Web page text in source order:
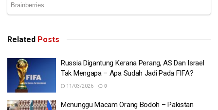
Related Posts
Russia Digantung Kerana Perang, AS Dan Israel
Tak Mengapa – Apa Sudah Jadi Pada FIFA?
11/03/2026 0
Menunggu Macam Orang Bodoh – Pakistan